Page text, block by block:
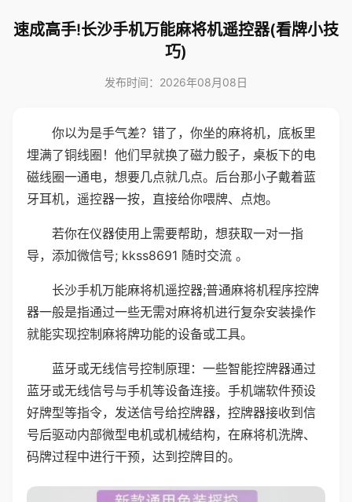
速成高手!长沙手机万能麻将机遥控器(看牌小技
巧)
发布时间：2026年08月08日
你以为是手气差？错了，你坐的麻将机，底板里
埋满了铜线圈！他们早就换了磁力骰子，桌板下的电
磁线圈一通电，想要几点就几点。后台那小子戴着蓝
牙耳机，遥控器一按，直接给你喂牌、点炮。
若你在仪器使用上需要帮助，想获取一对一指
导，添加微信号; kkss8691 随时交流 。
长沙手机万能麻将机遥控器;普通麻将机程序控牌
器一般是指通过一些无需对麻将机进行复杂安装操作
就能实现控制麻将牌功能的设备或工具。
蓝牙或无线信号控制原理：一些智能控牌器通过
蓝牙或无线信号与手机等设备连接。手机端软件预设
好牌型等指令，发送信号给控牌器，控牌器接收到信
号后驱动内部微型电机或机械结构，在麻将机洗牌、
码牌过程中进行干预，达到控牌目的。